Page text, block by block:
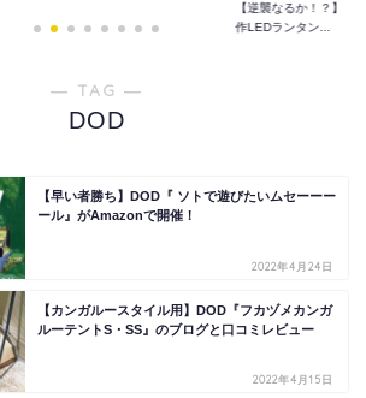
【逆襲なるか！？】コ
作LEDランタン...
― TAG ―
DOD
【早い者勝ち】DOD『 ソトで遊びたいムセーーー
ール』がAmazonで開催！
2022年4月24日
【カンガルースタイル用】DOD『フカヅメカンガ
ルーテントS・SS』のブログと口コミレビュー
2022年4月15日